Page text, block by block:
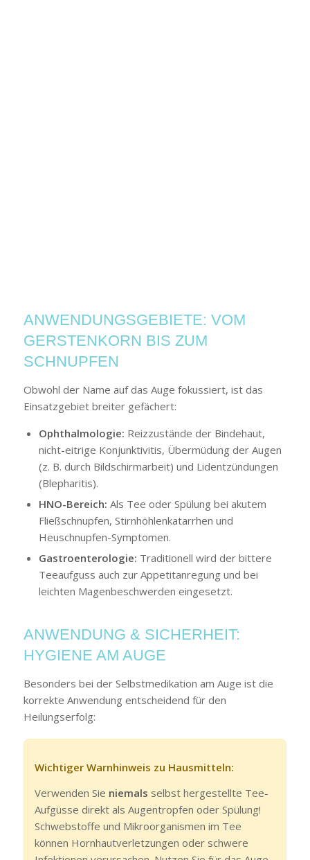
ANWENDUNGSGEBIETE: VOM
GERSTENKORN BIS ZUM
SCHNUPFEN
Obwohl der Name auf das Auge fokussiert, ist das
Einsatzgebiet breiter gefächert:
Ophthalmologie: Reizzustände der Bindehaut,
nicht-eitrige Konjunktivitis, Übermüdung der Augen
(z. B. durch Bildschirmarbeit) und Lidentzündungen
(Blepharitis).
HNO-Bereich: Als Tee oder Spülung bei akutem
Fließschnupfen, Stirnhöhlenkatarrhen und
Heuschnupfen-Symptomen.
Gastroenterologie: Traditionell wird der bittere
Teeaufguss auch zur Appetitanregung und bei
leichten Magenbeschwerden eingesetzt.
ANWENDUNG & SICHERHEIT:
HYGIENE AM AUGE
Besonders bei der Selbstmedikation am Auge ist die
korrekte Anwendung entscheidend für den
Heilungserfolg:
Wichtiger Warnhinweis zu Hausmitteln:
Verwenden Sie niemals selbst hergestellte Tee-
Aufgüsse direkt als Augentropfen oder Spülung!
Schwebstoffe und Mikroorganismen im Tee
können Hornhautverletzungen oder schwere